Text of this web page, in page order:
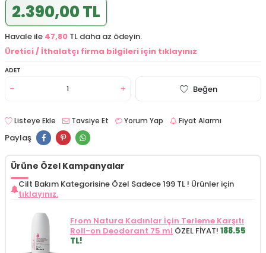
2.390,00 TL
Havale ile 47,80 TL daha az ödeyin.
Üretici / İthalatçı firma bilgileri için tıklayınız
ADET
Beğen
Listeye Ekle Tavsiye Et Yorum Yap Fiyat Alarmı
Paylaş
Ürüne Özel Kampanyalar
Cilt Bakım Kategorisine Özel Sadece 199 TL ! Ürünler için
tıklayınız.
From Natura Kadınlar İçin Terleme Karşıtı
Roll-on Deodorant 75 ml ÖZEL FİYAT! 188.55
TL!